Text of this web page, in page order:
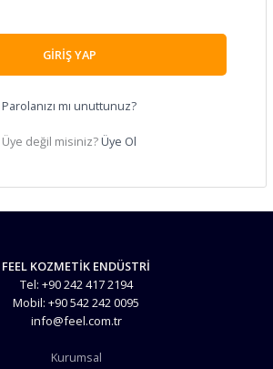
GIRIŞ YAP
Parolanızı mı unuttunuz?
Üye değil misiniz?Üye Ol
FEEL KOZMETİK ENDÜSTRİ
Tel: +90 242 417 2194
Mobil: +90 542 242 0095
info@feel.com.tr
Kurumsal